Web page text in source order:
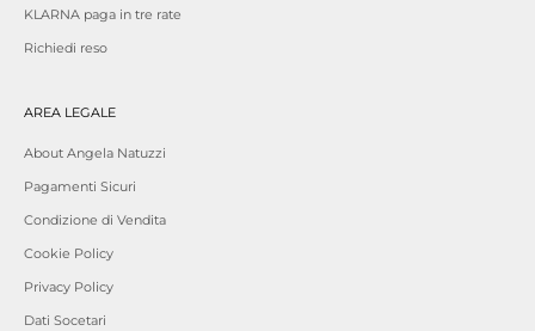
KLARNA paga in tre rate
Richiedi reso
AREA LEGALE
About Angela Natuzzi
Pagamenti Sicuri
Condizione di Vendita
Cookie Policy
Privacy Policy
Dati Socetari